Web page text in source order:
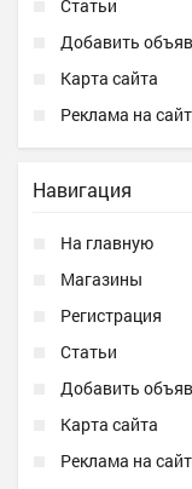
Статьи
Добавить
Карта сайта
Реклама на
Навигация
На главную
Магазины
Регистрация
Статьи
Добавить
Карта сайта
Реклама на